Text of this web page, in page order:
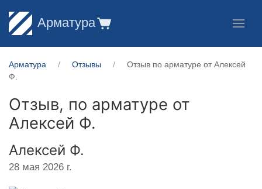
Арматура
Арматура Отзывы
Отзыв по арматуре от Алексей
Ф.
Отзыв, по арматуре от
Алексей Ф.
Алексей Ф.
28 мая 2026 г.